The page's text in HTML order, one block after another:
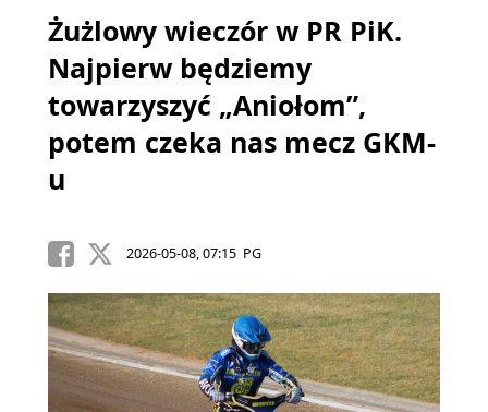
Żużlowy wieczór w PR PiK.
Najpierw będziemy
towarzyszyć „Aniołom”,
potem czeka nas mecz GKM-
u
2026-05-08, 07:15 PG